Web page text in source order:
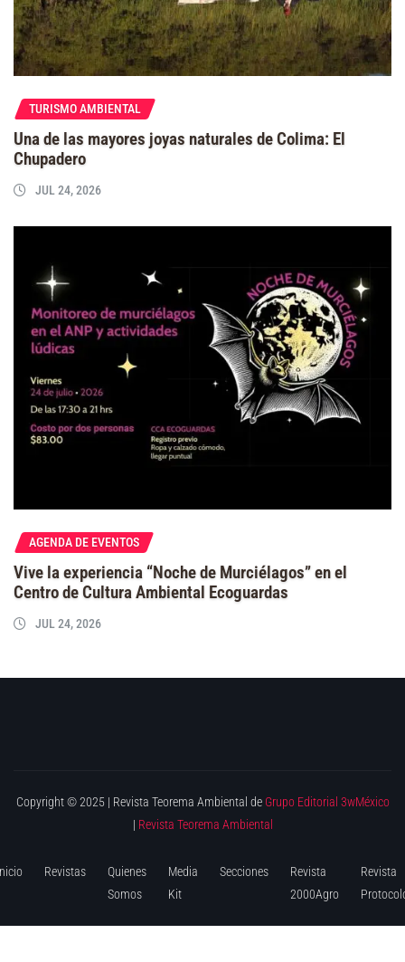
TURISMO AMBIENTAL
Una de las mayores joyas naturales de Colima: El
Chupadero
JUL 24, 2026
AGENDA DE EVENTOS
Vive la experiencia “Noche de Murciélagos” en el
Centro de Cultura Ambiental Ecoguardas
JUL 24, 2026
Copyright © 2025 | Revista Teorema Ambiental de Grupo Editorial 3wMéxico
| Revista Teorema Ambiental
Revistas
Quienes
Somos
Media
Kit
Secciones
Revista
2000Agro
Revista